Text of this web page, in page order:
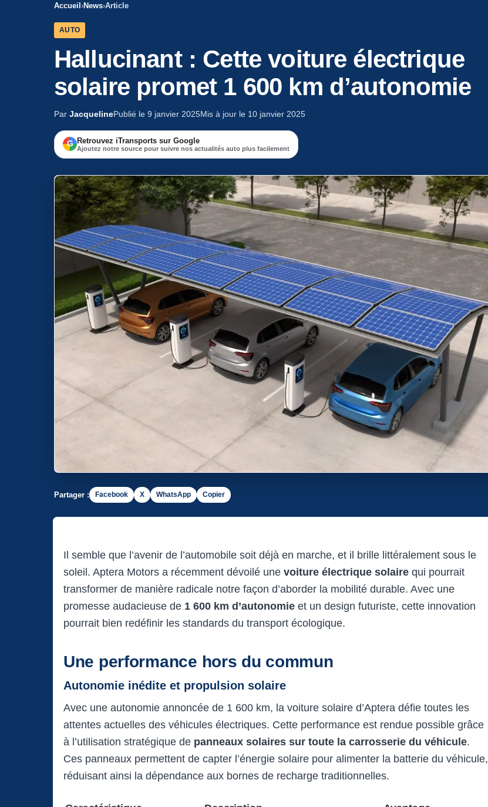
Accueil›News›Article
AUTO
Hallucinant : Cette voiture électrique
solaire promet 1 600 km d’autonomie
Par JacquelinePublié le 9 janvier 2025Mis à jour le 10 janvier 2025
G Retrouvez iTransports sur Google
Ajoutez notre source pour suivre nos actualités auto plus facilement
Partager : Facebook X WhatsApp Copier
Il semble que l’avenir de l’automobile soit déjà en marche, et il brille littéralement sous le
soleil. Aptera Motors a récemment dévoilé une voiture électrique solaire qui pourrait
transformer de manière radicale notre façon d’aborder la mobilité durable. Avec une
promesse audacieuse de 1 600 km d’autonomie et un design futuriste, cette innovation
pourrait bien redéfinir les standards du transport écologique.
Une performance hors du commun
Autonomie inédite et propulsion solaire
Avec une autonomie annoncée de 1 600 km, la voiture solaire d’Aptera défie toutes les
attentes actuelles des véhicules électriques. Cette performance est rendue possible grâce
à l’utilisation stratégique de panneaux solaires sur toute la carrosserie du véhicule.
Ces panneaux permettent de capter l’énergie solaire pour alimenter la batterie du véhicule,
réduisant ainsi la dépendance aux bornes de recharge traditionnelles.